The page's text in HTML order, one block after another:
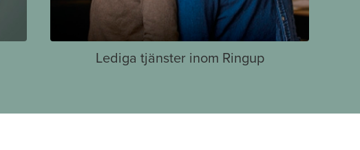
Lediga tjänster inom Ringup